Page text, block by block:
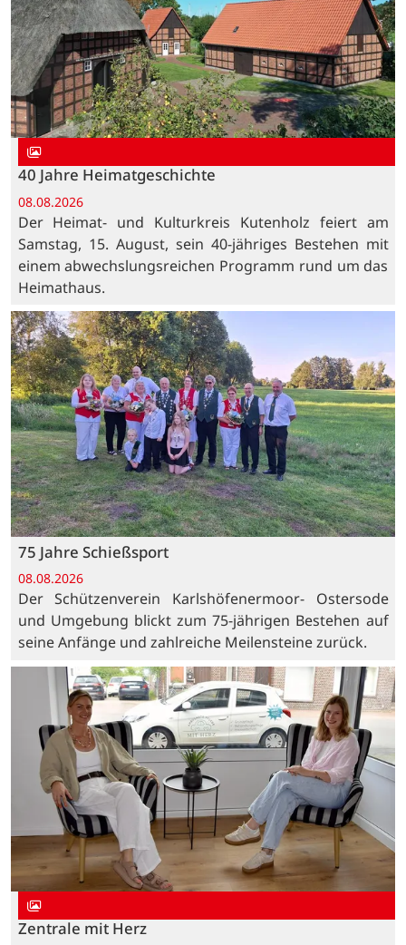
40 Jahre Heimatgeschichte
08.08.2026
Der Heimat- und Kulturkreis Kutenholz feiert am
Samstag, 15. August, sein 40-jähriges Bestehen mit
einem abwechslungsreichen Programm rund um das
Heimathaus.
75 Jahre Schießsport
08.08.2026
Der Schützenverein Karlshöfenermoor- Ostersode
und Umgebung blickt zum 75-jährigen Bestehen auf
seine Anfänge und zahlreiche Meilensteine zurück.
Zentrale mit Herz